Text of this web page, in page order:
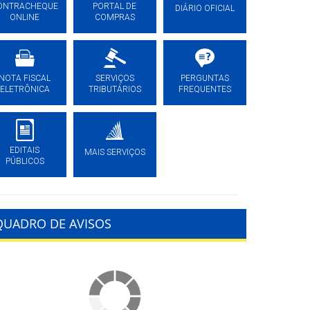
ONLINE
PORTAL DE
COMPRAS
DIÁRIO OFICIAL
FISCAL
ELETRÔNICA
SERVIÇOS
TRIBUTÁRIOS
PERGUNTAS
FREQUENTES
EDITAIS
PÚBLICOS
MAIS SERVIÇOS
DE AVISOS